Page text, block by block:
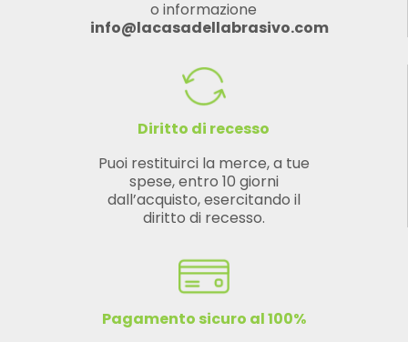
o informazione
info@lacasadellabrasivo.com
Diritto di recesso
Puoi restituirci la merce, a tue
spese, entro 10 giorni
dall’acquisto, esercitando il
diritto di recesso.
Pagamento sicuro al 100%